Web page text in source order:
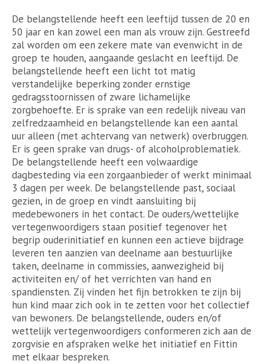
De belangstellende heeft een leeftijd tussen de 20 en
50 jaar en kan zowel een man als vrouw zijn. Gestreefd
zal worden om een zekere mate van evenwicht in de
groep te houden, aangaande geslacht en leeftijd. De
belangstellende heeft een licht tot matig
verstandelijke beperking zonder ernstige
gedragsstoornissen of zware lichamelijke
zorgbehoefte. Er is sprake van een redelijk niveau van
zelfredzaamheid en belangstellende kan een aantal
uur alleen (met achtervang van netwerk) overbruggen.
Er is geen sprake van drugs- of alcoholproblematiek.
De belangstellende heeft een volwaardige
dagbesteding via een zorgaanbieder of werkt minimaal
3 dagen per week. De belangstellende past, sociaal
gezien, in de groep en vindt aansluiting bij
medebewoners in het contact. De ouders/wettelijke
vertegenwoordigers staan positief tegenover het
begrip ouderinitiatief en kunnen een actieve bijdrage
leveren ten aanzien van deelname aan bestuurlijke
taken, deelname in commissies, aanwezigheid bij
activiteiten en/ of het verrichten van hand en
spandiensten. Zij vinden het fijn betrokken te zijn bij
hun kind maar zich ook in te zetten voor het collectief
van bewoners. De belangstellende, ouders en/of
wettelijk vertegenwoordigers conformeren zich aan de
zorgvisie en afspraken welke het initiatief en Fittin
met elkaar bespreken.